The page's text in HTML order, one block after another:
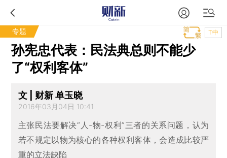
专题 T中
孙宪忠代表：民法典总则不能少
了“权利客体”
文 | 财新 单玉晓
2016年03月04日 10:41
主张民法要解决“人-物-权利”三者的关系问题，认为
若不规定以物为核心的各种权利客体，会造成比较严
重的立法缺陷